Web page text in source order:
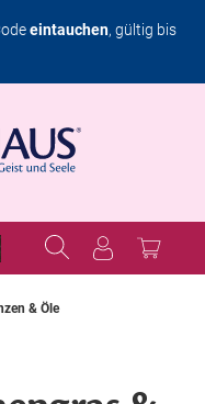
eintauchen, gültig bis
& Öle